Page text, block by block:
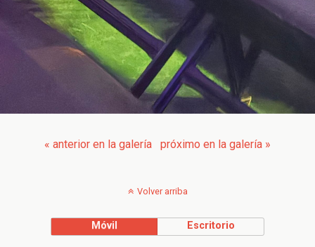
« anterior en la galería próximo en la galería »
Volver arriba
Móvil Escritorio